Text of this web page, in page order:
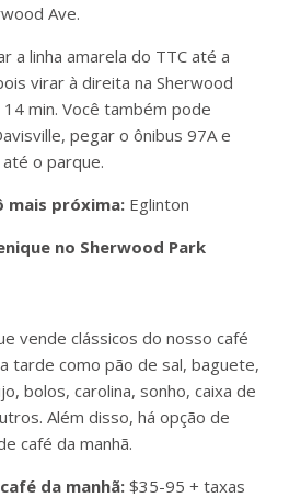
Ave.
a linha amarela do TTC até a
virar à direita na Sherwood
min. Você também pode
pegar o ônibus 97A e
o parque.
mais próxima: Eglinton
no Sherwood Park
vende clássicos do nosso café
tarde como pão de sal, baguete,
bolos, carolina, sonho, caixa de
Além disso, há opção de
café da manhã.
da manhã:$35-95 + taxas